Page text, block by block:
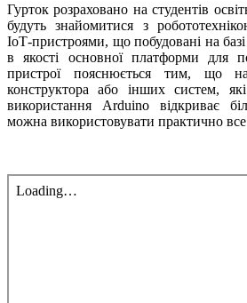
Гурток розраховано на студентів
будуть знайомитися з
ІоТ-пристроями, що побудовані на
в якості основної платформи для
пристрої пояснюється тим, що
конструктора або інших систем,
використання Arduino відкриває
можна використовувати практично